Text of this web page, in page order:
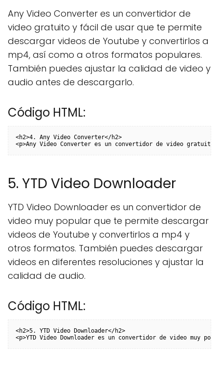
Any Video Converter es un convertidor de
video gratuito y fácil de usar que te permite
descargar videos de Youtube y convertirlos a
mp4, así como a otros formatos populares.
También puedes ajustar la calidad de video y
audio antes de descargarlo.
Código HTML:
<h2>4. Any Video Converter</h2>
<p>Any Video Converter es un convertidor de video
5. YTD Video Downloader
YTD Video Downloader es un convertidor de
video muy popular que te permite descargar
videos de Youtube y convertirlos a mp4 y
otros formatos. También puedes descargar
videos en diferentes resoluciones y ajustar la
calidad de audio.
Código HTML:
<h2>5. YTD Video Downloader</h2>
<p>YTD Video Downloader es un convertidor de video muy